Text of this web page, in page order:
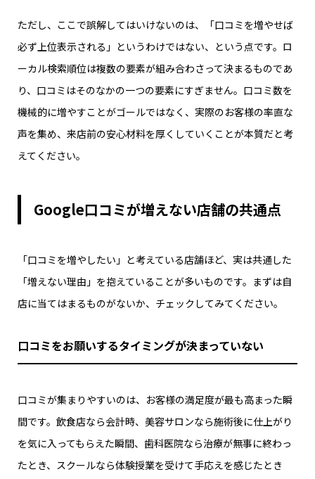
ただし、ここで誤解してはいけないのは、「口コミを増やせば
必ず上位表示される」というわけではない、という点です。ロ
ーカル検索順位は複数の要素が組み合わさって決まるものであ
り、口コミはそのなかの一つの要素にすぎません。口コミ数を
機械的に増やすことがゴールではなく、実際のお客様の率直な
声を集め、来店前の安心材料を厚くしていくことが本質だと考
えてください。
Google口コミが増えない店舗の共通点
「口コミを増やしたい」と考えている店舗ほど、実は共通した
「増えない理由」を抱えていることが多いものです。まずは自
店に当てはまるものがないか、チェックしてみてください。
口コミをお願いするタイミングが決まっていない
口コミが集まりやすいのは、お客様の満足度が最も高まった瞬
間です。飲食店なら会計時、美容サロンなら施術後に仕上がり
を気に入ってもらえた瞬間、歯科医院なら治療が無事に終わっ
たとき、スクールなら体験授業を受けて手応えを感じたとき